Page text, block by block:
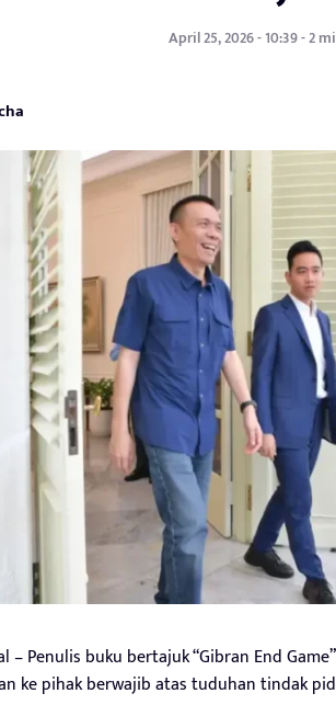
April 25, 2026 - 10:39 - 2
– Penulis buku bertajuk “Gibran End
ke pihak berwajib atas tuduhan tindak